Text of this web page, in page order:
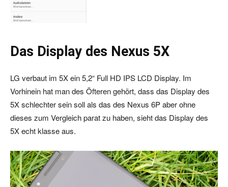
Das Display des Nexus 5X
LG verbaut im 5X ein 5,2“ Full HD IPS LCD Display. Im
Vorhinein hat man des Öfteren gehört, dass das Display des
5X schlechter sein soll als das des Nexus 6P aber ohne
dieses zum Vergleich parat zu haben, sieht das Display des
5X echt klasse aus.